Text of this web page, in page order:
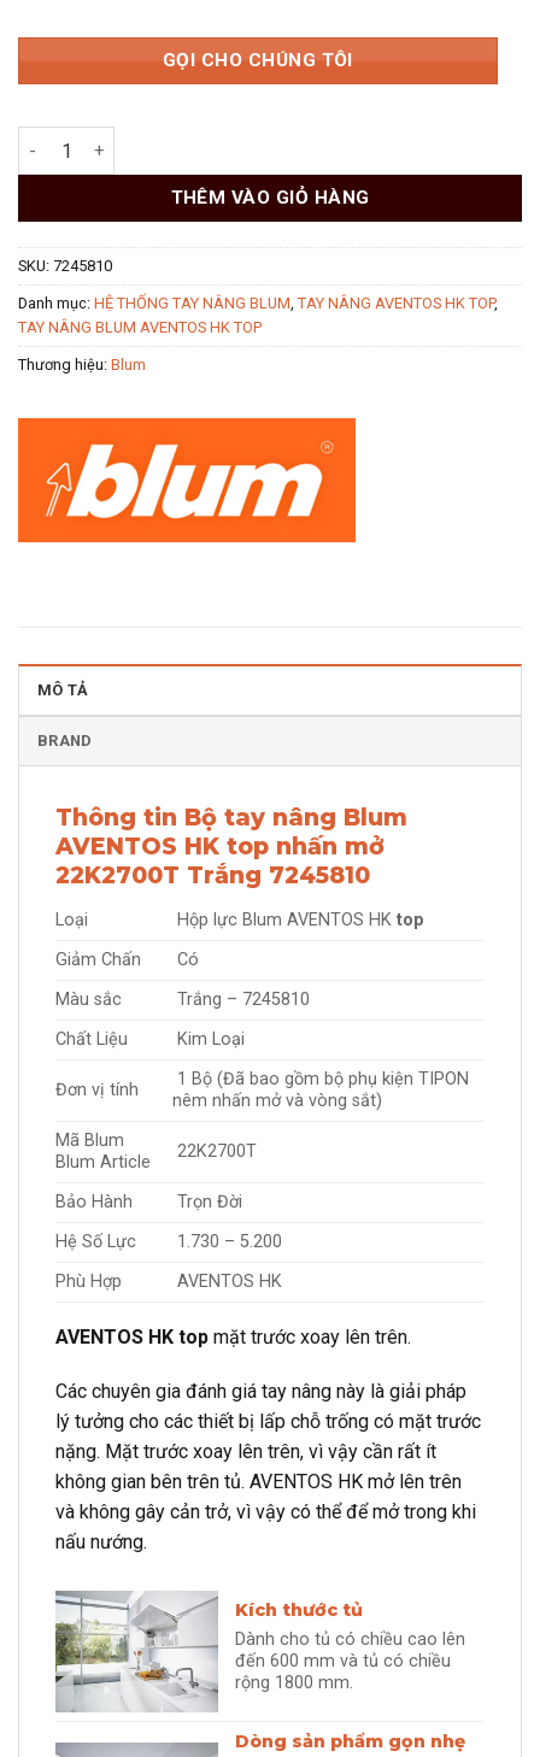
GỌI CHO CHÚNG TÔI
Tay Nâng Blum AVENTOS HK Top Nhấn Mở 22K2700T Trắng
THÊM VÀO GIỎ HÀNG
SKU: 7245810
Danh mục: HỆ THỐNG TAY NÂNG BLUM, TAY NÂNG AVENTOS HK TOP,
TAY NÂNG BLUM AVENTOS HK TOP
Thương hiệu: Blum
MÔ TẢ
BRAND
Thông tin Bộ tay nâng Blum
AVENTOS HK top nhấn mở
22K2700T Trắng 7245810
Loại Hộp lực Blum AVENTOS HKtop
Giảm Chấn
Có
Màu sắc
Trắng – 7245810
Chất Liệu
Kim Loại
Đơn vị tính
1 Bộ (Đã bao gồm bộ phụ kiện TIPON
nêm nhấn mở và vòng sắt)
Mã Blum
Blum Article
22K2700T
Bảo Hành
Trọn Đời
Hệ Số Lực
1.730 – 5.200
Phù Hợp
AVENTOS HK
AVENTOS HK top mặt trước xoay lên trên.
Các chuyên gia đánh giá tay nâng này là giải pháp
lý tưởng cho các thiết bị lấp chỗ trống có mặt trước
nặng. Mặt trước xoay lên trên, vì vậy cần rất ít
không gian bên trên tủ. AVENTOS HK mở lên trên
và không gây cản trở, vì vậy có thể để mở trong khi
nấu nướng.
Kích thước tủ
Dành cho tủ có chiều cao lên
đến 600 mm và tủ có chiều
rộng 1800 mm.
Dòng sản phẩm gọn nhẹ